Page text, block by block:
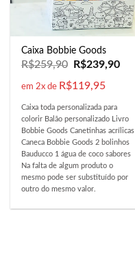
Caixa Bobbie Goods
R$259,90 R$239,90
em 2x de R$119,95
Caixa toda personalizada para
colorir Balão personalizado Livro
Bobbie Goods Canetinhas acrílicas
Caneca Bobbie Goods 2 bolinhos
Bauducco 1 água de coco sabores
Na falta de algum produto o
mesmo pode ser substituído por
outro do mesmo valor.